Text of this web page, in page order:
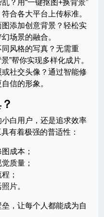
乱？用“一键抠图+换背景”
合各大平台上传标准。
图添加创意背景？轻松实
场景的融合。
同风格的写真？无需重
”帮你实现多样化成片。
或社交头像？通过智能修
信的形象。
白用户，还是追求效率
有着极强的普适性：
成本；
质量；
；
片。
，让每个人都能成为自